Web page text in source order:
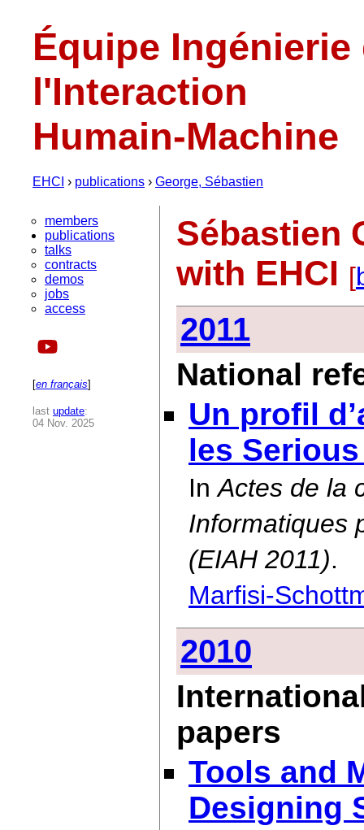
Équipe Ingénierie
l'Interaction
Humain-Machine
EHCI › publications › George, Sébastien
members
publications
talks
contracts
demos
jobs
access
[en français]
last update:
04 Nov. 2025
Sébastien
with EHCI [
2011
National
Un profil
les
InActes de la
Informatiques
(EIAH 2011).
Marfisi-
2010
papers
Tools and
Designing